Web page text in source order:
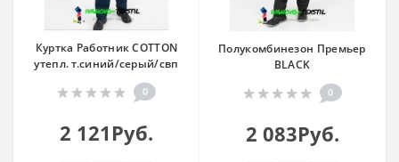
Куртка Работник COTTON
утепл. т.синий/серый/свп
0
2 121Руб.
Полукомбинезон Премьер
BLACK
0
2 083Руб.